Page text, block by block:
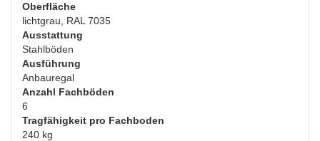
Oberfläche
lichtgrau, RAL 7035
Ausstattung
Stahlböden
Ausführung
Anbauregal
Anzahl Fachböden
6
Tragfähigkeit pro Fachboden
240 kg